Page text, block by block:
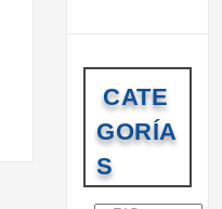
CATE
GORÍA
S